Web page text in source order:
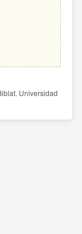
Universidad